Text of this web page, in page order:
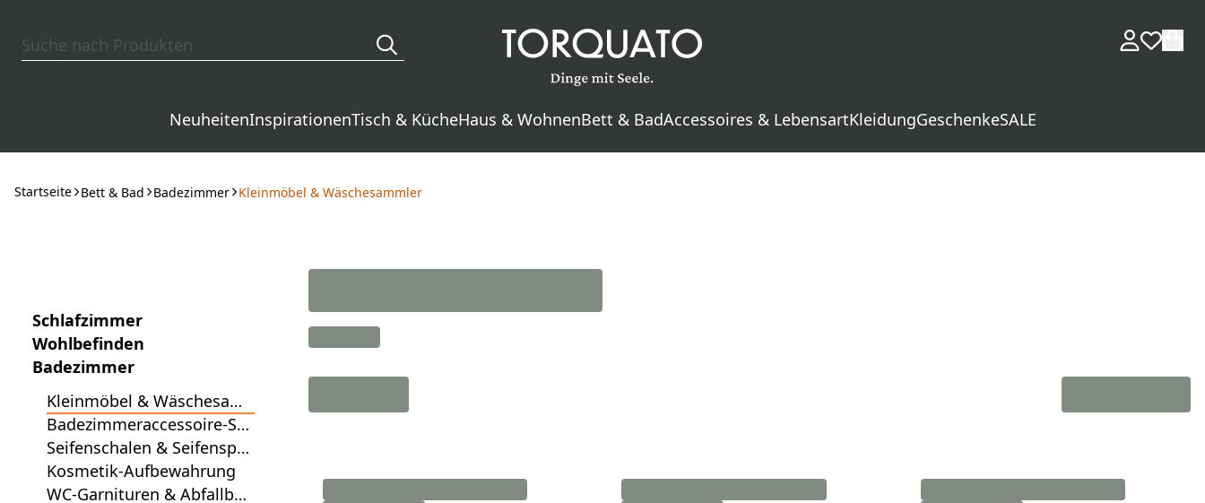
NeuheitenInspirationenTisch & KücheHaus & WohnenBett & BadAccessoires & LebensartKleidungGeschenkeSALE
Startseite Bett & Bad Badezimmer Kleinmöbel & Wäschesammler
Schlafzimmer
Wohlbefinden
Badezimmer
Kleinmöbel & Wäschesam
mler
Badezimmeraccessoire-Ser
ien
Seifenschalen & Seifenspe
nder
Kosmetik-Aufbewahrung
WC-Garnituren & Abfallbeh